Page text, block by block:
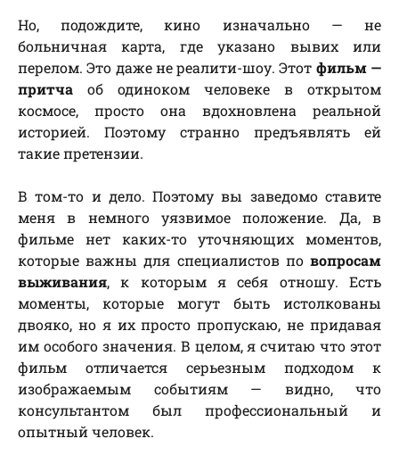
Но, подождите, кино изначально — не
больничная карта, где указано вывих или
перелом. Это даже не реалити-шоу. Этот фильм —
притча об одиноком человеке в открытом
космосе, просто она вдохновлена реальной
историей. Поэтому странно предъявлять ей
такие претензии.
В том-то и дело. Поэтому вы заведомо ставите
меня в немного уязвимое положение. Да, в
фильме нет каких-то уточняющих моментов,
которые важны для специалистов по вопросам
выживания, к которым я себя отношу. Есть
моменты, которые могут быть истолкованы
двояко, но я их просто пропускаю, не придавая
им особого значения. В целом, я считаю что этот
фильм отличается серьезным подходом к
изображаемым событиям — видно, что
консультантом был профессиональный и
опытный человек.